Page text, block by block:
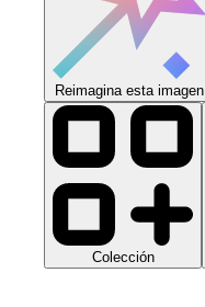
Reimagina esta imagen
Colección